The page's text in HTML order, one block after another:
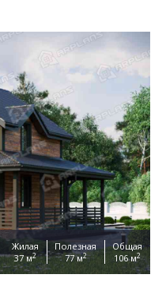
Жилая
37 м2
Полезная
77 м2
Общая
106 м2